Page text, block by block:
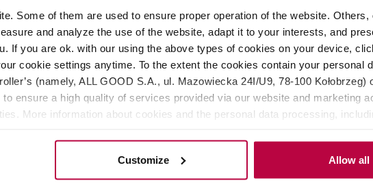
Some of them are used to ensure proper operation of the website. Others,
and analyze the use of the website, adapt it to your interests, and
If you are ok. with our using the above types of cookies on your device,
cookie settings anytime. To the extent the cookies contain your personal
(namely, ALL GOOD S.A., ul. Mazowiecka 24I/U9, 78-100 Kołobrzeg)
ensure a high quality of services provided via our website and marketing
More information about cookies and the personal data processing,
Customize Allow all
owsiany Barista
12,99 zł
Oatly - Napój owsiany Whole
Delux 1L
Producent: OATLY